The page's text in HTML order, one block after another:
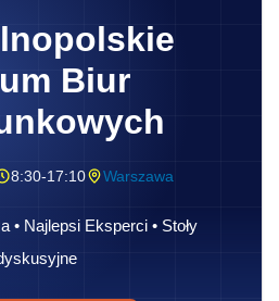
Biur
8:30-17:10 Warszawa
• Najlepsi Eksperci • Stoły